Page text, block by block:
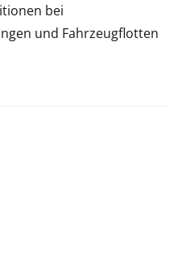
bei
und Fahrzeugflotten